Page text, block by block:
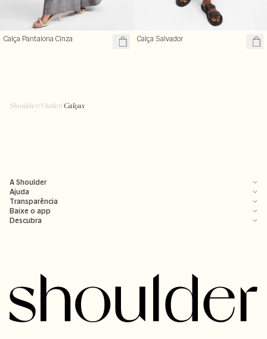
Calça Pantalona Cinza Calça Salvador
Shoulder/Outlet/Calças
A Shoulder
Ajuda
Transparência
Baixe o app
Descubra